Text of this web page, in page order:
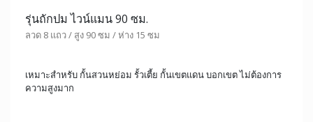
รุ่นถักปม ไวน์แมน 90 ซม.
ลวด 8 แถว / สูง 90 ซม / ห่าง 15 ซม
เหมาะสำหรับ กั้นสวนหย่อม รั้วเตี้ย กั้นเขตแดน บอกเขต ไม่ต้องการ
ความสูงมาก